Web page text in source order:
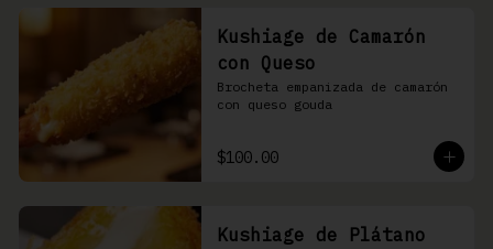
Kushiage de Camarón
con Queso
Brocheta empanizada de camarón
con queso gouda
$100.00
Kushiage de Plátano